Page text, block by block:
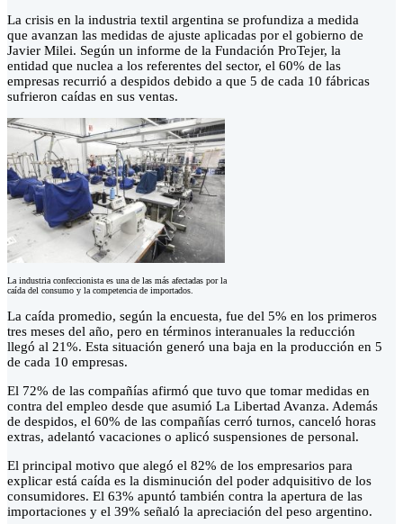
La crisis en la industria textil argentina se profundiza a medida
que avanzan las medidas de ajuste aplicadas por el gobierno de
Javier Milei. Según un informe de la Fundación ProTejer, la
entidad que nuclea a los referentes del sector, el 60% de las
empresas recurrió a despidos debido a que 5 de cada 10 fábricas
sufrieron caídas en sus ventas.
La industria confeccionista es una de las más afectadas por la
caída del consumo y la competencia de importados.
La caída promedio, según la encuesta, fue del 5% en los primeros
tres meses del año, pero en términos interanuales la reducción
llegó al 21%. Esta situación generó una baja en la producción en 5
de cada 10 empresas.
El 72% de las compañías afirmó que tuvo que tomar medidas en
contra del empleo desde que asumió La Libertad Avanza. Además
de despidos, el 60% de las compañías cerró turnos, canceló horas
extras, adelantó vacaciones o aplicó suspensiones de personal.
El principal motivo que alegó el 82% de los empresarios para
explicar está caída es la disminución del poder adquisitivo de los
consumidores. El 63% apuntó también contra la apertura de las
importaciones y el 39% señaló la apreciación del peso argentino.